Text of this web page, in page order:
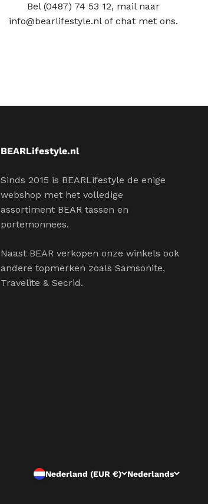
Bel (0487) 74 53 12, mail naar
info@bearlifestyle.nl of chat met ons.
BEARLifestyle.nl
Sinds 2015 is BEARLifestyle de enige
webshop met het volledige
assortiment BEAR tassen en
portemonnees.
Naast BEAR verkopen onze winkels ook
andere topmerken zoals Samsonite,
Travelite & Secrid.
Nederland (EUR €) Nederlands